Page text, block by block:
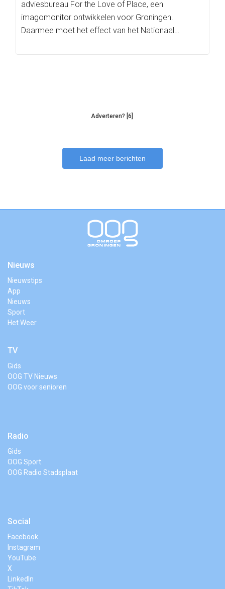
adviesbureau For the Love of Place, een
imagomonitor ontwikkelen voor Groningen.
Daarmee moet het effect van het Nationaal
Adverteren? [6]
Laad meer berichten
Nieuws
Nieuwstips
App
Nieuws
Sport
Het Weer
TV
Gids
OOG TV Nieuws
OOG voor senioren
Radio
Gids
OOG Sport
OOG Radio Stadsplaat
Social
Facebook
Instagram
YouTube
X
LinkedIn